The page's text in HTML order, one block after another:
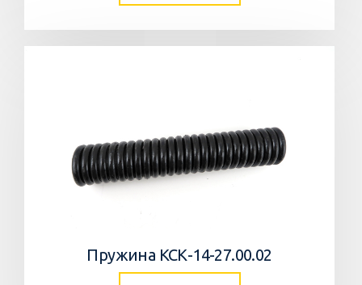
Пружина КСК-14-27.00.02